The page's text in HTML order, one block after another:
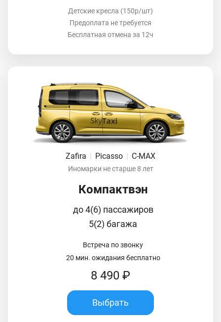
Детские кресла (150р/шт)
Предоплата не требуется
Бесплатная отмена за 12ч
Zafira | Picasso | C-MAX
Иномарки не старше 8 лет
Компактвэн
до 4(6) пассажиров
5(2) багажа
Встреча по звонку
20 мин. ожидания бесплатно
8 490 ₽
Выбрать